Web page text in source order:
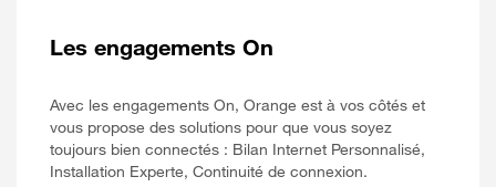
Les engagements On
Avec les engagements On, Orange est à vos côtés et
vous propose des solutions pour que vous soyez
toujours bien connectés : Bilan Internet Personnalisé,
Installation Experte, Continuité de connexion.